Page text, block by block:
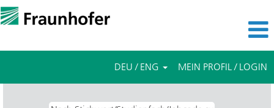
DEU / ENG MEIN PROFIL / LOGIN